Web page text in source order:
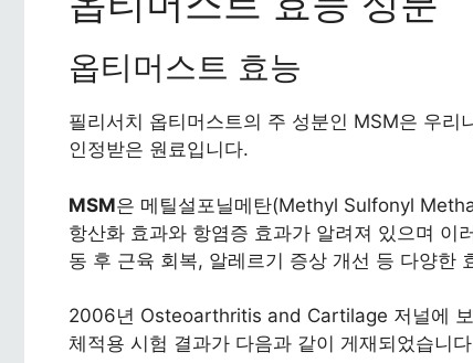
옵티머스트 효능
필리서치 옵티머스트의 주 성분인 MSM은 우
인정받은 원료입니다.
MSM은 메틸설포닐메탄(Methyl Sulfonyl
항산화 효과와 항염증 효과가 알려져 있으며 이
동 후 근육 회복, 알레르기 증상 개선 등 다양한
2006년 Osteoarthritis and Cartilage 저널에
체적용 시험 결과가 다음과 같이 게재되었습니